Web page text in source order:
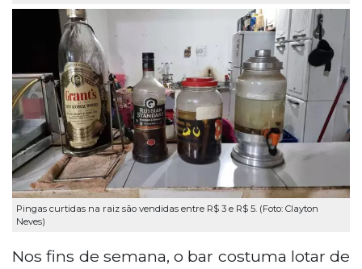
Pingas curtidas na raiz são vendidas entre R$ 3 e R$ 5. (Foto: Clayton
Neves)
Nos fins de semana, o bar costuma lotar de